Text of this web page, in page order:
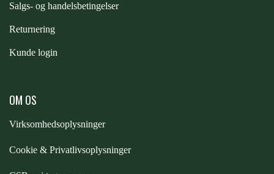
Salgs- og handelsbetingelser
Returnering
Kunde login
OM OS
Virksomhedsoplysninger
Cookie & Privatlivsoplysninger